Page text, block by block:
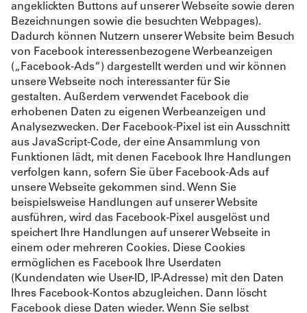
angeklickten Buttons auf unserer Webseite sowie deren
Bezeichnungen sowie die besuchten Webpages).
Dadurch können Nutzern unserer Website beim Besuch
von Facebook interessenbezogene Werbeanzeigen
(„Facebook-Ads“) dargestellt werden und wir können
unsere Webseite noch interessanter für Sie
gestalten. Außerdem verwendet Facebook die
erhobenen Daten zu eigenen Werbeanzeigen und
Analysezwecken. Der Facebook-Pixel ist ein Ausschnitt
aus JavaScript-Code, der eine Ansammlung von
Funktionen lädt, mit denen Facebook Ihre Handlungen
verfolgen kann, sofern Sie über Facebook-Ads auf
unsere Webseite gekommen sind. Wenn Sie
beispielsweise Handlungen auf unserer Website
ausführen, wird das Facebook-Pixel ausgelöst und
speichert Ihre Handlungen auf unserer Webseite in
einem oder mehreren Cookies. Diese Cookies
ermöglichen es Facebook Ihre Userdaten
(Kundendaten wie User-ID, IP-Adresse) mit den Daten
Ihres Facebook-Kontos abzugleichen. Dann löscht
Facebook diese Daten wieder. Wenn Sie selbst